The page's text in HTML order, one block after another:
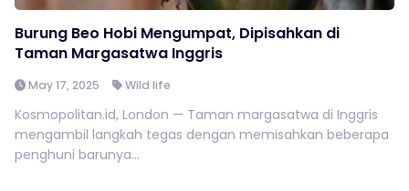
Burung Beo Hobi Mengumpat, Dipisahkan di
Taman Margasatwa Inggris
May 17, 2025 Wild life
Kosmopolitan.id, London — Taman margasatwa di Inggris
mengambil langkah tegas dengan memisahkan beberapa
penghuni barunya...